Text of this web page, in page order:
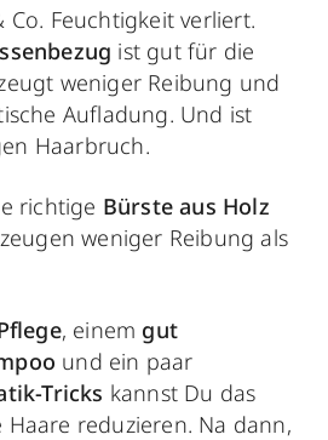
Feuchtigkeit verliert.
ist gut für die
weniger Reibung und
Aufladung. Und ist
Haarbruch.
richtige Bürste aus Holz
weniger Reibung als
, einem gut
und ein paar
Tricks kannst Du das
reduzieren. Na dann,